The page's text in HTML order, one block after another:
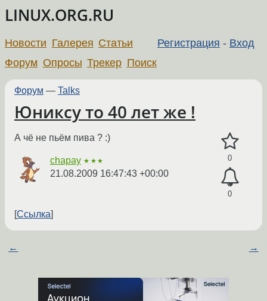
LINUX.ORG.RU
Регистрация - Вход
Новости Галерея Статьи
Форум Опросы Трекер Поиск
Форум — Talks
Юниксу то 40 лет же !
0
0
А чё не пьём пива ? :)
chapay ★★★
21.08.2009 16:47:43 +00:00
Ссылка
← →